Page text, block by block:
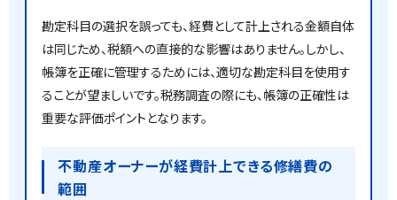
勘定科目の選択を誤っても、経費として計上される金額自体
は同じため、税額への直接的な影響はありません。しかし、
帳簿を正確に管理するためには、適切な勘定科目を使用す
ることが望ましいです。税務調査の際にも、帳簿の正確性は
重要な評価ポイントとなります。
不動産オーナーが経費計上できる修繕費の
範囲